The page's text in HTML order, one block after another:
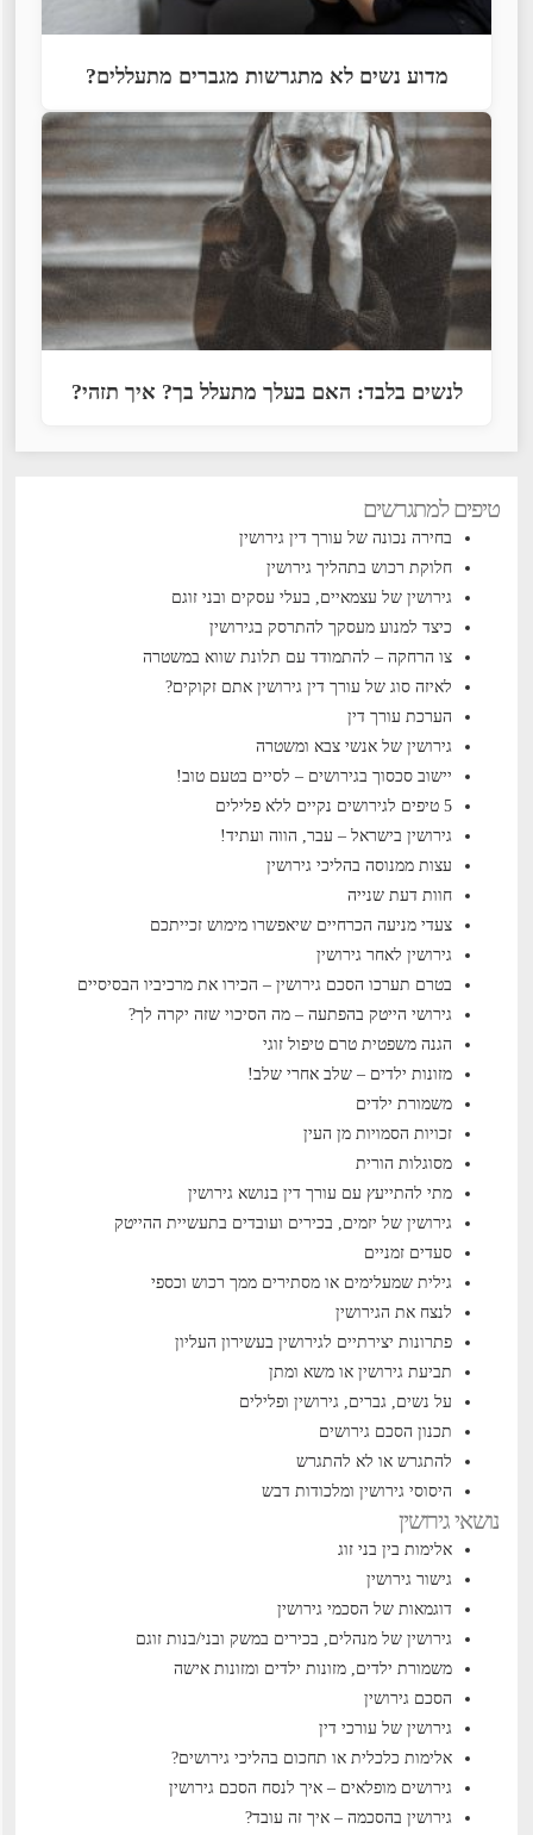
מדוע נשים לא מתגרשות מגברים מתעללים?
לנשים בלבד: האם בעלך מתעלל בך? איך תזהי?
טיפים למתגרשים
בחירה נכונה של עורך דין גירושין
חלוקת רכוש בתהליך גירושין
גירושין של עצמאיים, בעלי עסקים ובני זוגם
כיצד למנוע מעסקך להתרסק בגירושין
צו הרחקה – להתמודד עם תלונת שווא במשטרה
לאיזה סוג של עורך דין גירושין אתם זקוקים?
הערכת עורך דין
גירושין של אנשי צבא ומשטרה
יישוב סכסוך בגירושים – לסיים בטעם טוב!
5 טיפים לגירושים נקיים ללא פלילים
גירושין בישראל – עבר, הווה ועתיד!
עצות ממנוסה בהליכי גירושין
חוות דעת שנייה
צעדי מניעה הכרחיים שיאפשרו מימוש זכייתכם
גירושין לאחר גירושין
בטרם תערכו הסכם גירושין – הכירו את מרכיביו הבסיסיים
גירושי הייטק בהפתעה – מה הסיכוי שזה יקרה לך?
הגנה משפטית טרם טיפול זוגי
מזונות ילדים – שלב אחרי שלב!
משמורת ילדים
זכויות הסמויות מן העין
מסוגלות הורית
מתי להתייעץ עם עורך דין בנושא גירושין
גירושין של יזמים, בכירים ועובדים בתעשיית ההייטק
סעדים זמניים
גילית שמעלימים או מסתירים ממך רכוש וכספי
לנצח את הגירושין
פתרונות יצירתיים לגירושין בעשירון העליון
תביעת גירושין או משא ומתן
על נשים, גברים, גירושין ופלילים
תכנון הסכם גירושים
להתגרש או לא להתגרש
היסוסי גירושין ומלכודות דבש
נושאי גירושין
אלימות בין בני זוג
גישור גירושין
דוגמאות של הסכמי גירושין
גירושין של מנהלים, בכירים במשק ובני/בנות זוגם
משמורת ילדים, מזונות ילדים ומזונות אישה
הסכם גירושין
גירושין של עורכי דין
אלימות כלכלית או תחכום בהליכי גירושים?
גירושים מופלאים – איך לנסח הסכם גירושין
גירושין בהסכמה – איך זה עובד?